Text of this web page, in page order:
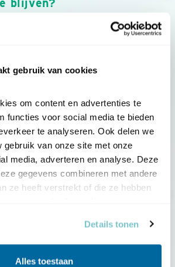
gebruik van cookies
om content en advertenties te
functies voor social media te bieden
te analyseren. Ook delen we
gebruik van onze site met onze
media, adverteren en analyse. Deze
gegevens combineren met andere
ze heeft verstrekt of die ze hebben
Details tonen
Alles toestaan
blijven?
nieuws, inspiratie, acties en tips
van Vogelbescherming.